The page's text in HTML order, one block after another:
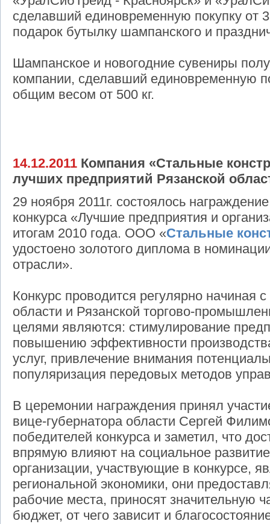
сделавший единовременную покупку от
подарок бутылку шампанского и
Шампанское и новогодние сувениры
компании, сделавший единовременную
общим весом от 500 кг.
14.12.2011 Компания «Стальные
лучших предприятий Рязанской
29 ноября 2011г. состоялось
конкурса «Лучшие предприятия и
итогам 2010 года. ООО «Стальные
удостоено золотого диплома в
отрасли».
Конкурс проводится регулярно начиная
области и Рязанской торгово-
целями являются: стимулирование
повышению эффективности
услуг, привлечение внимания
популяризация передовых методов
В церемонии награждения принял
вице-губернатора области Сергей
победителей конкурса и заметил, что
впрямую влияют на социальное
организации, участвующие в конкурсе,
региональной экономики, они
рабочие места, приносят значительную
бюджет, от чего зависит и